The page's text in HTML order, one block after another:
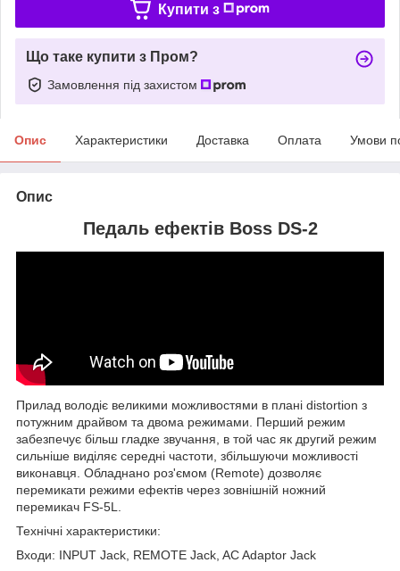
Купити з
Що таке купити з Пром?
Замовлення під захистом
Опис Характеристики Доставка Оплата Умови
Опис
Педаль ефектів Boss DS-2
Прилад володіє великими можливостями в плані distortion з
потужним драйвом та двома режимами. Перший режим
забезпечує більш гладке звучання, в той час як другий режим
сильніше виділяє середні частоти, збільшуючи можливості
виконавця. Обладнано роз'ємом (Remote) дозволяє
перемикати режими ефектів через зовнішній ножний
перемикач FS-5L.
Технічні характеристики:
Входи: INPUT Jack, REMOTE Jack, AC Adaptor Jack